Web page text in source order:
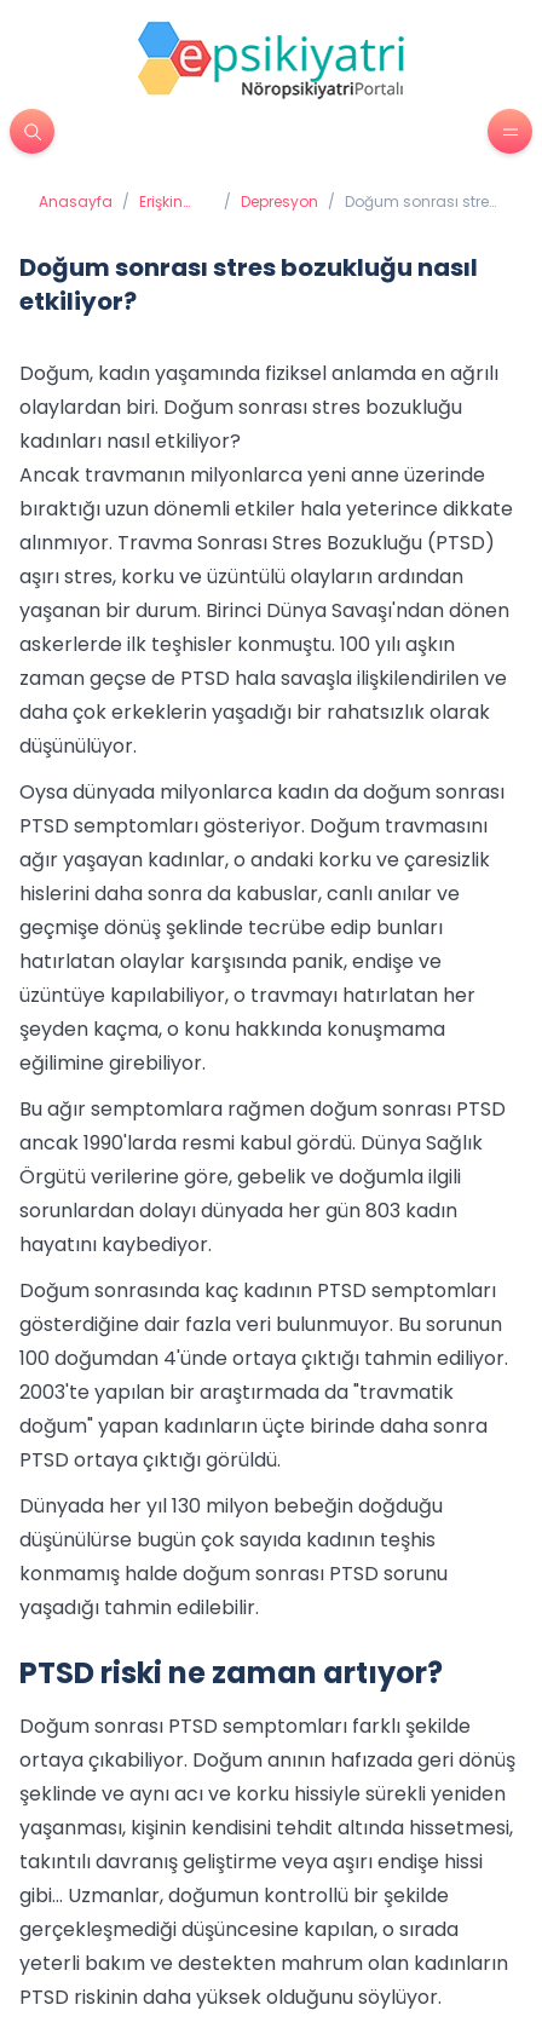
Anasayfa / Erişkin
/ Depresyon / Doğum sonrası stres
Doğum sonrası stres bozukluğu nasıl
etkiliyor?
Doğum, kadın yaşamında fiziksel anlamda en ağrılı
olaylardan biri. Doğum sonrası stres bozukluğu
kadınları nasıl etkiliyor?
Ancak travmanın milyonlarca yeni anne üzerinde
bıraktığı uzun dönemli etkiler hala yeterince dikkate
alınmıyor. Travma Sonrası Stres Bozukluğu (PTSD)
aşırı stres, korku ve üzüntülü olayların ardından
yaşanan bir durum. Birinci Dünya Savaşı'ndan dönen
askerlerde ilk teşhisler konmuştu. 100 yılı aşkın
zaman geçse de PTSD hala savaşla ilişkilendirilen ve
daha çok erkeklerin yaşadığı bir rahatsızlık olarak
düşünülüyor.
Oysa dünyada milyonlarca kadın da doğum sonrası
PTSD semptomları gösteriyor. Doğum travmasını
ağır yaşayan kadınlar, o andaki korku ve çaresizlik
hislerini daha sonra da kabuslar, canlı anılar ve
geçmişe dönüş şeklinde tecrübe edip bunları
hatırlatan olaylar karşısında panik, endişe ve
üzüntüye kapılabiliyor, o travmayı hatırlatan her
şeyden kaçma, o konu hakkında konuşmama
eğilimine girebiliyor.
Bu ağır semptomlara rağmen doğum sonrası PTSD
ancak 1990'larda resmi kabul gördü. Dünya Sağlık
Örgütü verilerine göre, gebelik ve doğumla ilgili
sorunlardan dolayı dünyada her gün 803 kadın
hayatını kaybediyor.
Doğum sonrasında kaç kadının PTSD semptomları
gösterdiğine dair fazla veri bulunmuyor. Bu sorunun
100 doğumdan 4'ünde ortaya çıktığı tahmin ediliyor.
2003'te yapılan bir araştırmada da "travmatik
doğum" yapan kadınların üçte birinde daha sonra
PTSD ortaya çıktığı görüldü.
Dünyada her yıl 130 milyon bebeğin doğduğu
düşünülürse bugün çok sayıda kadının teşhis
konmamış halde doğum sonrası PTSD sorunu
yaşadığı tahmin edilebilir.
PTSD riski ne zaman artıyor?
Doğum sonrası PTSD semptomları farklı şekilde
ortaya çıkabiliyor. Doğum anının hafızada geri dönüş
şeklinde ve aynı acı ve korku hissiyle sürekli yeniden
yaşanması, kişinin kendisini tehdit altında hissetmesi,
takıntılı davranış geliştirme veya aşırı endişe hissi
gibi… Uzmanlar, doğumun kontrollü bir şekilde
gerçekleşmediği düşüncesine kapılan, o sırada
yeterli bakım ve destekten mahrum olan kadınların
PTSD riskinin daha yüksek olduğunu söylüyor.